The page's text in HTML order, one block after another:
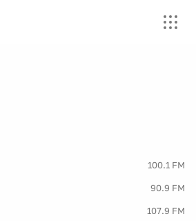
100.1 FM
90.9 FM
107.9 FM